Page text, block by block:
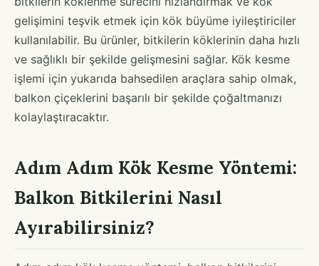
gelişimini teşvik etmek için kök büyüme iyileştiriciler
kullanılabilir. Bu ürünler, bitkilerin köklerinin daha hızlı
ve sağlıklı bir şekilde gelişmesini sağlar. Kök kesme
işlemi için yukarıda bahsedilen araçlara sahip olmak,
balkon çiçeklerini başarılı bir şekilde çoğaltmanızı
kolaylaştıracaktır.
Adım Adım Kök Kesme Yöntemi:
Balkon Bitkilerini Nasıl
Ayırabilirsiniz?